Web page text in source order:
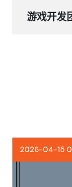
游戏开发
2026-04-15